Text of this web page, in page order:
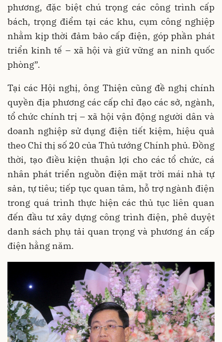
phương, đặc biệt chú trọng các công trình cấp
bách, trọng điểm tại các khu, cụm công nghiệp
nhằm kịp thời đảm bảo cấp điện, góp phần phát
triển kinh tế – xã hội và giữ vững an ninh quốc
phòng”.
Tại các Hội nghị, ông Thiện cũng đề nghị chính
quyền địa phương các cấp chỉ đạo các sở, ngành,
tổ chức chính trị – xã hội vận động người dân và
doanh nghiệp sử dụng điện tiết kiệm, hiệu quả
theo Chỉ thị số 20 của Thủ tướng Chính phủ. Đồng
thời, tạo điều kiện thuận lợi cho các tổ chức, cá
nhân phát triển nguồn điện mặt trời mái nhà tự
sản, tự tiêu; tiếp tục quan tâm, hỗ trợ ngành điện
trong quá trình thực hiện các thủ tục liên quan
đến đầu tư xây dựng công trình điện, phê duyệt
danh sách phụ tải quan trọng và phương án cấp
điện hằng năm.